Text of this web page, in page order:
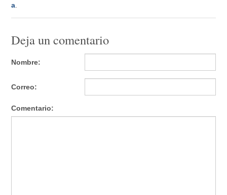
a
Deja un comentario
Nombre:
Correo:
Comentario: